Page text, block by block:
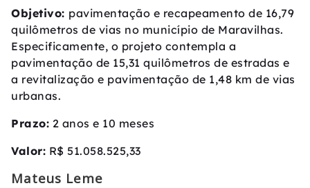
Objetivo: pavimentação e recapeamento de 16,79
quilômetros de vias no município de Maravilhas.
Especificamente, o projeto contempla a
pavimentação de 15,31 quilômetros de estradas e
a revitalização e pavimentação de 1,48 km de vias
urbanas.
Prazo: 2 anos e 10 meses
Valor: R$ 51.058.525,33
Mateus Leme